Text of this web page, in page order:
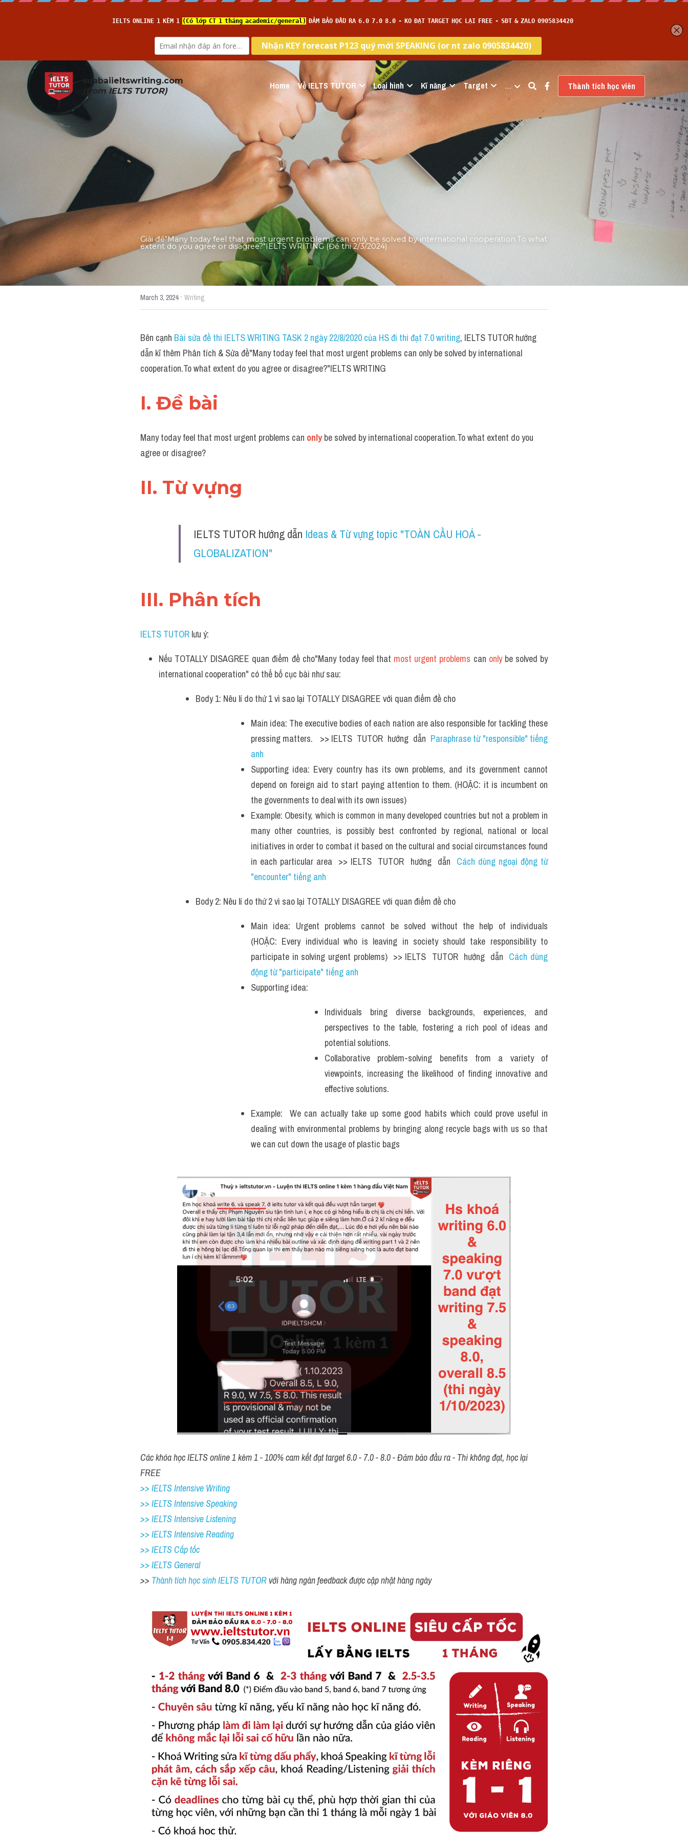
suabaiieltswriting.com
(from IELTS TUTOR) Home Về IELTS TUTOR Loại hình Kĩ năng Target … Thành tích học viên
Giải đề"Many today feel that most urgent problems can only be solved by international cooperation.To what
extent do you agree or disagree?"IELTS WRITING (Đề thi 2/3/2024)
March 3, 2024· Writing
Bên cạnh Bài sửa đề thi IELTS WRITING TASK 2 ngày 22/8/2020 của HS đi thi đạt 7.0 writing, IELTS TUTOR hướng
dẫn kĩ thêm Phân tích & Sửa đề"Many today feel that most urgent problems can only be solved by international
cooperation.To what extent do you agree or disagree?"IELTS WRITING
I. Đề bài
Many today feel that most urgent problems can only be solved by international cooperation.To what extent do you
agree or disagree?
II. Từ vựng
IELTS TUTOR hướng dẫn Ideas & Từ vựng topic "TOÀN CẦU HOÁ -
GLOBALIZATION"
III. Phân tích
IELTS TUTOR lưu ý:
Nếu TOTALLY DISAGREE quan điểm đề cho"Many today feel that most urgent problems can only be solved by
international cooperation" có thể bố cục bài như sau:
Body 1: Nêu lí do thứ 1 vì sao lại TOTALLY DISAGREE với quan điểm đề cho
Main idea: The executive bodies of each nation are also responsible for tackling these
pressing matters.   >> IELTS  TUTOR  hướng  dẫn Paraphrase từ "responsible" tiếng
anh
Supporting idea: Every country has its own problems, and its government cannot
depend on foreign aid to start paying attention to them. (HOẶC: it is incumbent on
the governments to deal with its own issues)
Example: Obesity, which is common in many developed countries but not a problem in
many other countries, is possibly best confronted by regional, national or local
initiatives in order to combat it based on the cultural and social circumstances found
in each particular area  >> IELTS  TUTOR  hướng  dẫn Cách dùng ngoại động từ
"encounter" tiếng anh
Body 2: Nêu lí do thứ 2 vì sao lại TOTALLY DISAGREE với quan điểm đề cho
Main idea: Urgent problems cannot be solved without the help of individuals
(HOẶC: Every individual who is leaving in society should take responsibility to
participate in solving urgent problems)  >> IELTS  TUTOR  hướng  dẫn Cách dùng
động từ "participate" tiếng anh
Supporting idea:
Individuals bring diverse backgrounds, experiences, and
perspectives to the table, fostering a rich pool of ideas and
potential solutions.
Collaborative problem-solving benefits from a variety of
viewpoints, increasing the likelihood of finding innovative and
effective solutions.
Example:  We can actually take up some good habits which could prove useful in
dealing with environmental problems by bringing along recycle bags with us so that
we can cut down the usage of plastic bags
Các khóa học IELTS online 1 kèm 1 - 100% cam kết đạt target 6.0 - 7.0 - 8.0 - Đảm bảo đầu ra - Thi không đạt, học lại
FREE
>> IELTS Intensive Writing
>> IELTS Intensive Speaking
>> IELTS Intensive Listening
>> IELTS Intensive Reading
>> IELTS Cấp tốc
>> IELTS General
>> Thành tích học sinh IELTS TUTOR với hàng ngàn feedback được cập nhật hàng ngày